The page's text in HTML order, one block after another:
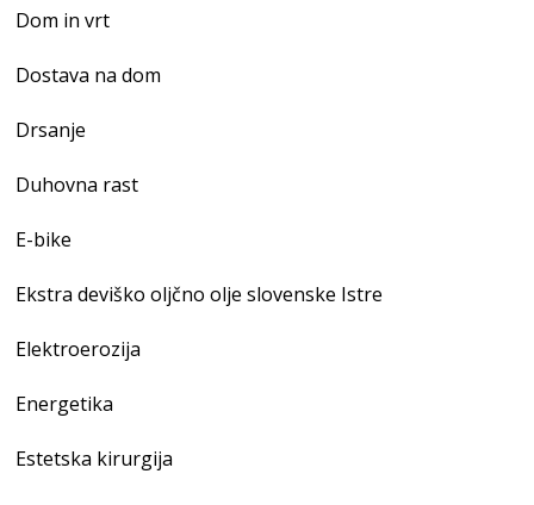
Dom in vrt
Dostava na dom
Drsanje
Duhovna rast
E-bike
Ekstra deviško oljčno olje slovenske Istre
Elektroerozija
Energetika
Estetska kirurgija